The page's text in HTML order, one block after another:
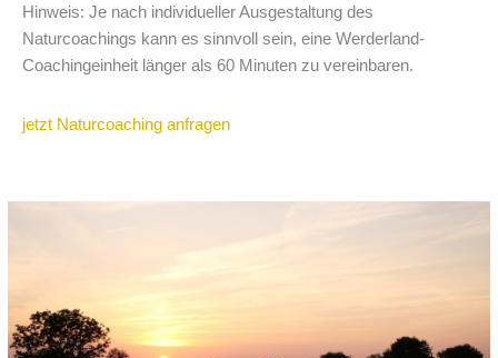
Hinweis: Je nach individueller Ausgestaltung des
Naturcoachings kann es sinnvoll sein, eine Werderland-
Coachingeinheit länger als 60 Minuten zu vereinbaren.
jetzt Naturcoaching anfragen